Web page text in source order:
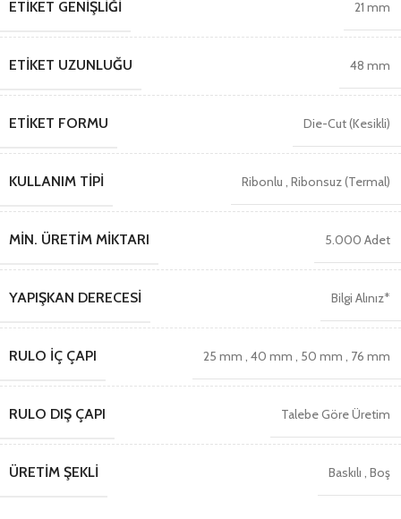
ETIKET GENIŞLIĞI 21 mm
ETIKET UZUNLUĞU 48 mm
ETIKET FORMU Die-Cut (Kesikli)
KULLANIM TIPI Ribonlu Ribonsuz (Termal)
MIN. ÜRETIM MIKTARI 5.000 Adet
YAPIŞKAN DERECESI Bilgi Alınız*
RULO İÇ ÇAPI 25 mm 40 mm 50 mm 76 mm
RULO DIŞ ÇAPI Talebe Göre Üretim
ÜRETIM ŞEKLI Baskılı Boş